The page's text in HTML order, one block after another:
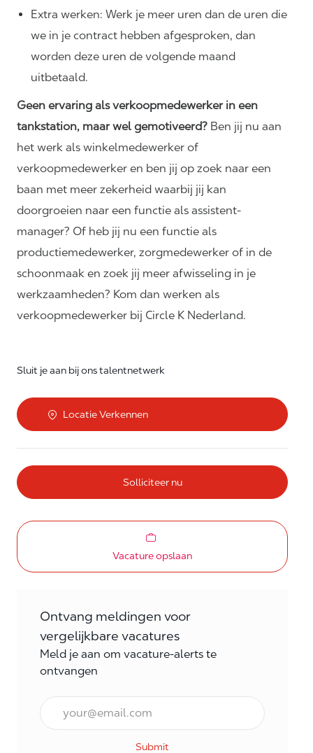
Extra werken: Werk je meer uren dan de uren die
we in je contract hebben afgesproken, dan
worden deze uren de volgende maand
uitbetaald.
Geen ervaring als verkoopmedewerker in een
tankstation, maar wel gemotiveerd? Ben jij nu aan
het werk als winkelmedewerker of
verkoopmedewerker en ben jij op zoek naar een
baan met meer zekerheid waarbij jij kan
doorgroeien naar een functie als assistent-
manager? Of heb jij nu een functie als
productiemedewerker, zorgmedewerker of in de
schoonmaak en zoek jij meer afwisseling in je
werkzaamheden? Kom dan werken als
verkoopmedewerker bij Circle K Nederland.
Sluit je aan bij ons talentnetwerk
Locatie Verkennen
Solliciteer nu
Vacature opslaan
Ontvang meldingen voor
vergelijkbare vacatures
Meld je aan om vacature-alerts te
ontvangen
E-mail Frequentie
Submit